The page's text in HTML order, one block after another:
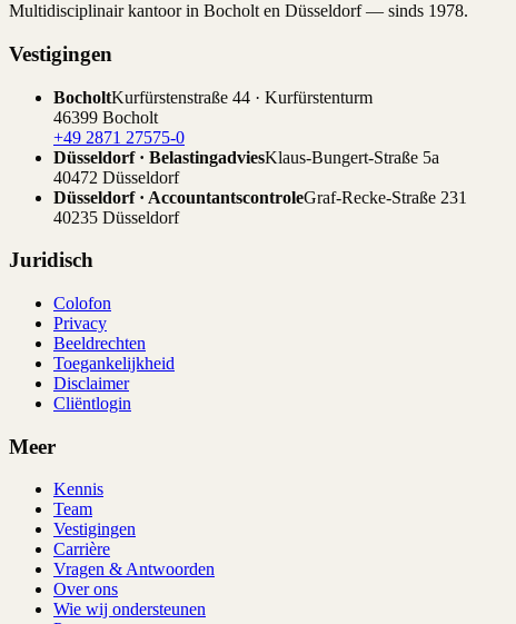
Multidisciplinair kantoor in Bocholt en Düsseldorf — sinds 1978.
Vestigingen
BocholtKurfürstenstraße 44 · Kurfürstenturm
46399 Bocholt
+49 2871 27575-0
Düsseldorf · BelastingadviesKlaus-Bungert-Straße 5a
40472 Düsseldorf
Düsseldorf · AccountantscontroleGraf-Recke-Straße 231
40235 Düsseldorf
Juridisch
Colofon
Privacy
Beeldrechten
Toegankelijkheid
Disclaimer
Cliëntlogin
Meer
Kennis
Team
Vestigingen
Carrière
Vragen & Antwoorden
Over ons
Wie wij ondersteunen